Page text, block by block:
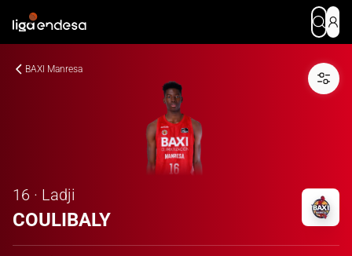
BAXI Manresa
16 · Ladji
COULIBALY